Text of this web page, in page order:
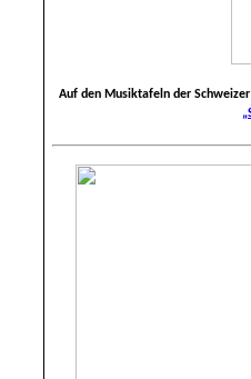
Auf den Musiktafeln der